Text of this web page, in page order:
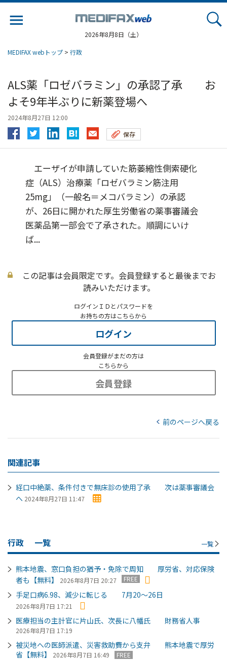
2026年8月8日（土）
MEDIFAX webトップ > 行政
ALS薬「ロゼバラミン」の承認了承 お
よそ9年半ぶりに新薬登場へ
2024年8月27日 12:00
保存
エーザイが申請していた筋萎縮性側索硬化
症（ALS）治療薬「ロゼバラミン筋注用
25mg」（一般名＝メコバラミン）の承認
が、26日に開かれた厚生労働省の薬事審議会
医薬品第一部会で了承された。順調にいけ
ば...
この記事は会員限定です。会員登録すると最後までお
読みいただけます。
ログインＩＤとパスワードを
お持ちの方はこちらから
ログイン
会員登録がまだの方は
こちらから
会員登録
前のページへ戻る
関連記事
経口中絶薬、条件付きで無床診の使用了承 次は薬事審議会
へ 2024年8月27日 11:47
行政 一覧 一覧
熊本地震、窓口負担の猶予・免除で周知 厚労省、対応保険
者も【無料】
2026年8月7日 20:27 FREE
手足口病6.98、減少に転じる 7月20～26日
2026年8月7日 17:21
医療担当の主計官に片山氏、次長に八幡氏 財務省人事
2026年8月7日 17:19
被災地への医師派遣、災害救助費から支弁 熊本地震で厚労
省【無料】
2026年8月7日 16:49 FREE